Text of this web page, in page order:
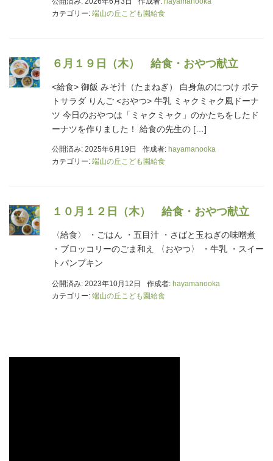
カテゴリー: 端山の丘こども園給食
６月１９日（木） 給食・おやつ献立
<給食> 御飯 みそ汁（たまねぎ） 白身魚のにつけ ポテ
トサラダ りんご <おやつ> 牛乳 ミャクミャク風ドーナ
ツ 今日のおやつは「ミャクミャク」のかたちをしたド
ーナツを作りました！ 給食の先生の […]
公開済み: 2025年6月19日 作成者: hayamanooka
カテゴリー: 端山の丘こども園給食
１０月１２日（木） 給食・おやつ献立
〈給食〉 ・ごはん ・五目汁 ・さばと玉ねぎの味噌煮
・ブロッコリーのごま和え 〈おやつ〉 ・牛乳 ・スイー
トパンプキン
公開済み: 2023年10月12日 作成者: hayamanooka
カテゴリー: 端山の丘こども園給食